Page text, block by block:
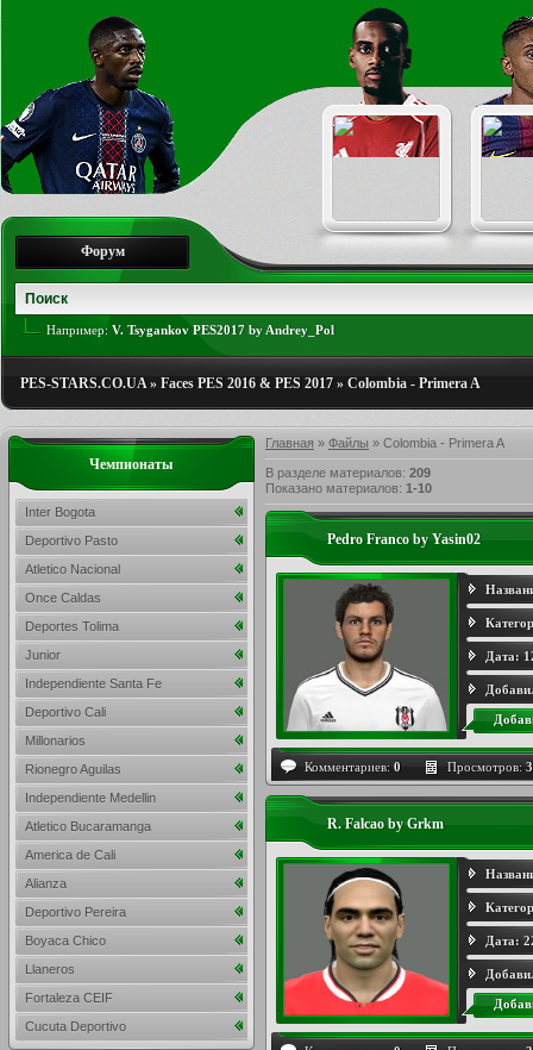
Форум
Например: V. Tsygankov PES2017 by Andrey_Pol
PES-STARS.CO.UA» Faces PES 2016 & PES 2017 » Colombia - Primera A
Главная » Файлы » Colombia - Primera A
В разделе материалов: 209
Показано материалов: 1-10
Pedro Franco by Yasin02
Дата:
Комментариев: 0 Просмотров:
R. Falcao by Grkm
Дата:
Чемпионаты
Inter Bogota
Deportivo Pasto
Atletico Nacional
Once Caldas
Deportes Tolima
Junior
Independiente Santa Fe
Deportivo Cali
Millonarios
Rionegro Aguilas
Independiente Medellin
Atletico Bucaramanga
America de Cali
Alianza
Deportivo Pereira
Boyaca Chico
Llaneros
Fortaleza CEIF
Cucuta Deportivo